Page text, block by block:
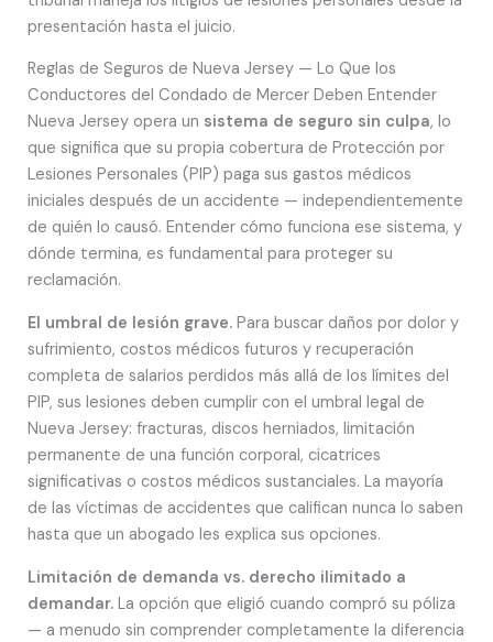
presentación hasta el juicio.
Reglas de Seguros de Nueva Jersey — Lo Que los
Conductores del Condado de Mercer Deben Entender
Nueva Jersey opera un sistema de seguro sin culpa, lo
que significa que su propia cobertura de Protección por
Lesiones Personales (PIP) paga sus gastos médicos
iniciales después de un accidente — independientemente
de quién lo causó. Entender cómo funciona ese sistema, y
dónde termina, es fundamental para proteger su
reclamación.
El umbral de lesión grave. Para buscar daños por dolor y
sufrimiento, costos médicos futuros y recuperación
completa de salarios perdidos más allá de los límites del
PIP, sus lesiones deben cumplir con el umbral legal de
Nueva Jersey: fracturas, discos herniados, limitación
permanente de una función corporal, cicatrices
significativas o costos médicos sustanciales. La mayoría
de las víctimas de accidentes que califican nunca lo saben
hasta que un abogado les explica sus opciones.
Limitación de demanda vs. derecho ilimitado a
demandar. La opción que eligió cuando compró su póliza
— a menudo sin comprender completamente la diferencia